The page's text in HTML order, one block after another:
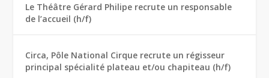
Le Théâtre Gérard Philipe recrute un responsable
de l’accueil (h/f)
Circa, Pôle National Cirque recrute un régisseur
principal spécialité plateau et/ou chapiteau (h/f)